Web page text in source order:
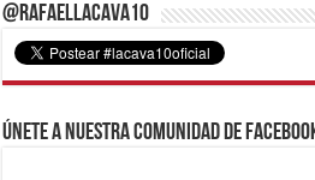
@RafaelLacava10
Únete a nuestra comunidad de